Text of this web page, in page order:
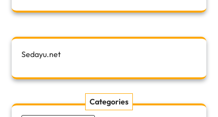
Sedayu.net
Categories